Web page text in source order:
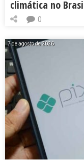
climática no
0
7 de agosto de 2026